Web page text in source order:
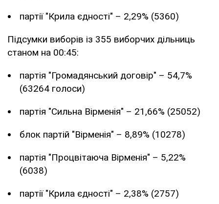
партії "Крила єдності" – 2,29% (5360)
Підсумки виборів із 355 виборчих дільниць
станом на 00:45:
партія "Громадянський договір" – 54,7%
(63264 голоси)
партія "Сильна Вірменія" – 21,66% (25052)
блок партій "Вірменія" – 8,89% (10278)
партія "Процвітаюча Вірменія" – 5,22%
(6038)
партії "Крила єдності" – 2,38% (2757)